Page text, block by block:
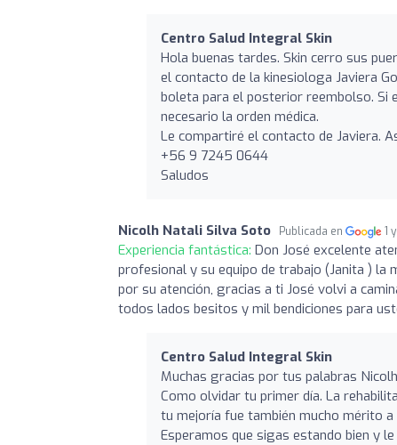
Centro Salud Integral Skin
Hola buenas tardes. Skin cerro sus
el contacto de la kinesiologa Javiera
boleta para el posterior reembolso. Si
necesario la orden médica.
Le compartiré el contacto de Javiera.
+56 9 7245 0644
Saludos
Nicolh Natali Silva Soto Publicada en 1
Experiencia fantástica: Don José excelente
profesional y su equipo de trabajo (Janita )
por su atención, gracias a ti José volvi a
todos lados besitos y mil bendiciones para
Centro Salud Integral Skin
Muchas gracias por tus palabras
Como olvidar tu primer día. La
tu mejoría fue también mucho mérito a
Esperamos que sigas estando bien y